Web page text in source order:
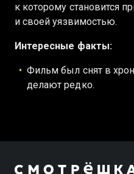
к которому становится
и своей уязвимостью.
Интересные факты:
Фильм был снят в
делают редко.